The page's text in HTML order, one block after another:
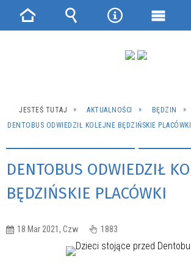
JESTEŚ TUTAJ AKTUALNOŚCI
BĘDZIN
DENTOBUS ODWIEDZIŁ KOLEJNE BĘDZIŃSKIE PLACÓWKI
DENTOBUS ODWIEDZIŁ
BĘDZIŃSKIE PLACÓWKI
18 Mar 2021, Czw 1883
Strona Wyszukiwarka
NarzędziaMenu